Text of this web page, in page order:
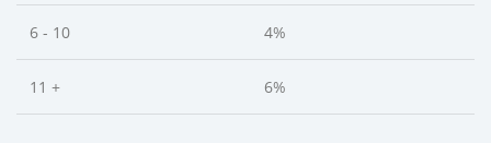
6 - 10 4%
11 + 6%